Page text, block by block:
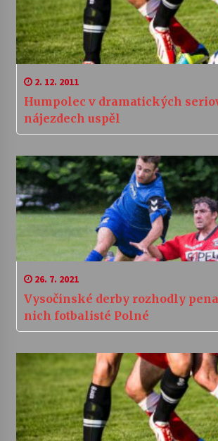
2. 12. 2011
Humpolec v dramatických
nájezdech uspěl
26. 7. 2021
Vysočinské derby rozhodly
nich fotbalisté Polné